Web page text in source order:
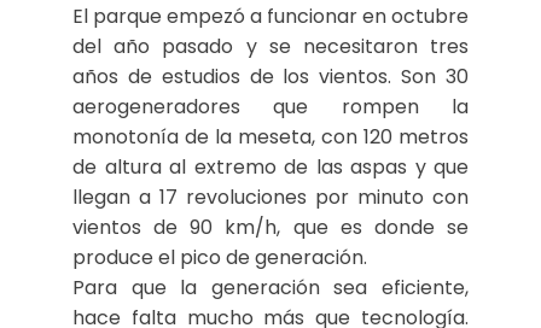
El parque empezó a funcionar en octubre
del año pasado y se necesitaron tres
años de estudios de los vientos. Son 30
aerogeneradores que rompen la
monotonía de la meseta, con 120 metros
de altura al extremo de las aspas y que
llegan a 17 revoluciones por minuto con
vientos de 90 km/h, que es donde se
produce el pico de generación.
Para que la generación sea eficiente,
hace falta mucho más que tecnología.